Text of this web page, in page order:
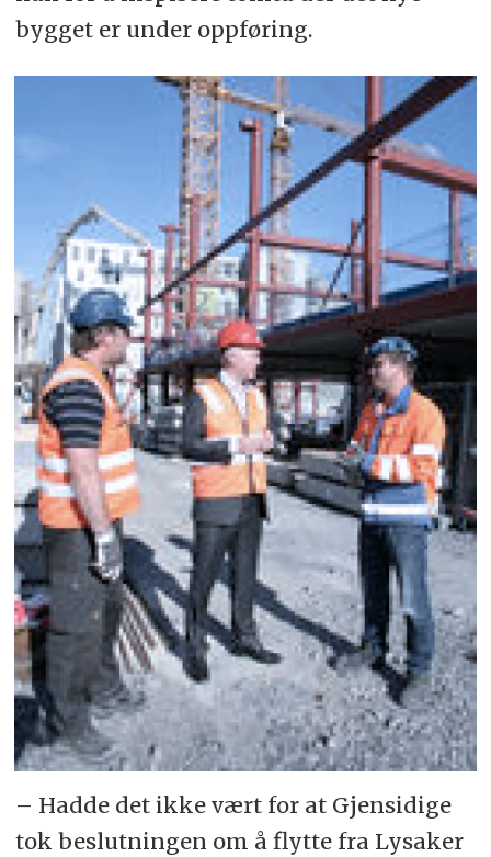
bygget er under oppføring.
– Hadde det ikke vært for at Gjensidige
tok beslutningen om å flytte fra Lysaker